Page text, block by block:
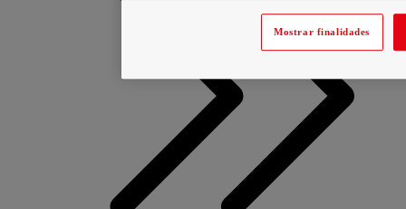
Mostrar finalidades